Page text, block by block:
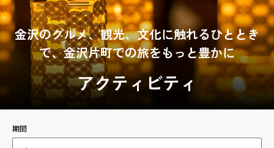
金沢のグルメ、観光、文化に触れるひととき
で、金沢片町での旅をもっと豊かに
アクティビティ
期間